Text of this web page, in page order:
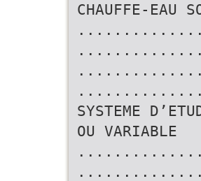
CHAUFFE-EAU
SYSTEME
OU VARIABLE